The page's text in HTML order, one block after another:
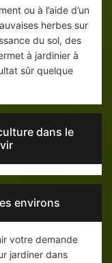
ou à l’aide d’un
herbes sur
du sol, des
à jardinier à
sûr quelque
dans le
environs
votre demande
jardiner dans